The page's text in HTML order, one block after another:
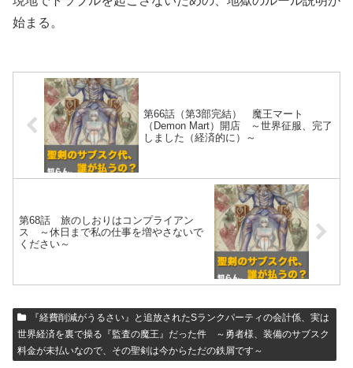
始まる。
第66話（第3部完結） 魔王マート
（Demon Mart）開店 ～世界征服、完了
しました（経済的に）～
第68話 旅のしおりはコンプライアン
ス ～休日まで私の仕事を増やさないで
ください～
『経費削減がうるさい』と追放されたSランクパーティの会計係、実は
世界経済を裏で操る『監査の魔王』だった件 ～勇者様、装備のサブスク
料金が未払いなので、その聖剣は今からただの鉄屑です～